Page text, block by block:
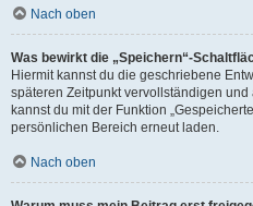
Nach oben
Was bewirkt die „Speichern“-
Hiermit kannst du die geschriebene
späteren Zeitpunkt vervollständigen
kannst du mit der Funktion
persönlichen Bereich erneut laden.
Nach oben